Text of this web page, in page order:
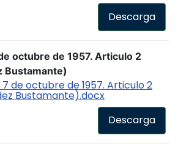
Descarga
octubre de 1957. Articulo 2
Bustamante)
de octubre de 1957. Articulo 2
Bustamante).docx
Descarga